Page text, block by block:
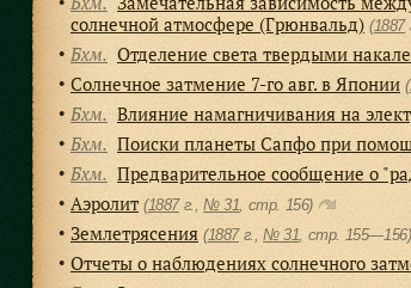
солнечной атмосфере (Грюнвальд) (1887
● Бхм. Отделение света твердыми
● Солнечное затмение 7-го авг. в Японии (
● Бхм. Влияние намагничивания на
● Бхм. Поиски планеты Сапфо при
● Бхм. Предварительное сообщение о
● Аэролит (1887г.,№ 31, cтр. 156)
● Землетрясения (1887г.,№ 31, cтр. 155—156)
● Отчеты о наблюдениях солнечного